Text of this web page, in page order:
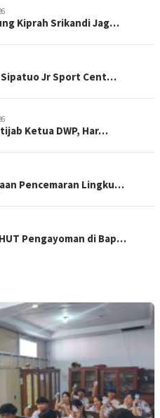
Kiprah Srikandi Jag…
Sipatuo Jr Sport Cent…
Ketua DWP, Har…
Pencemaran Lingku…
Pengayoman di Bap…